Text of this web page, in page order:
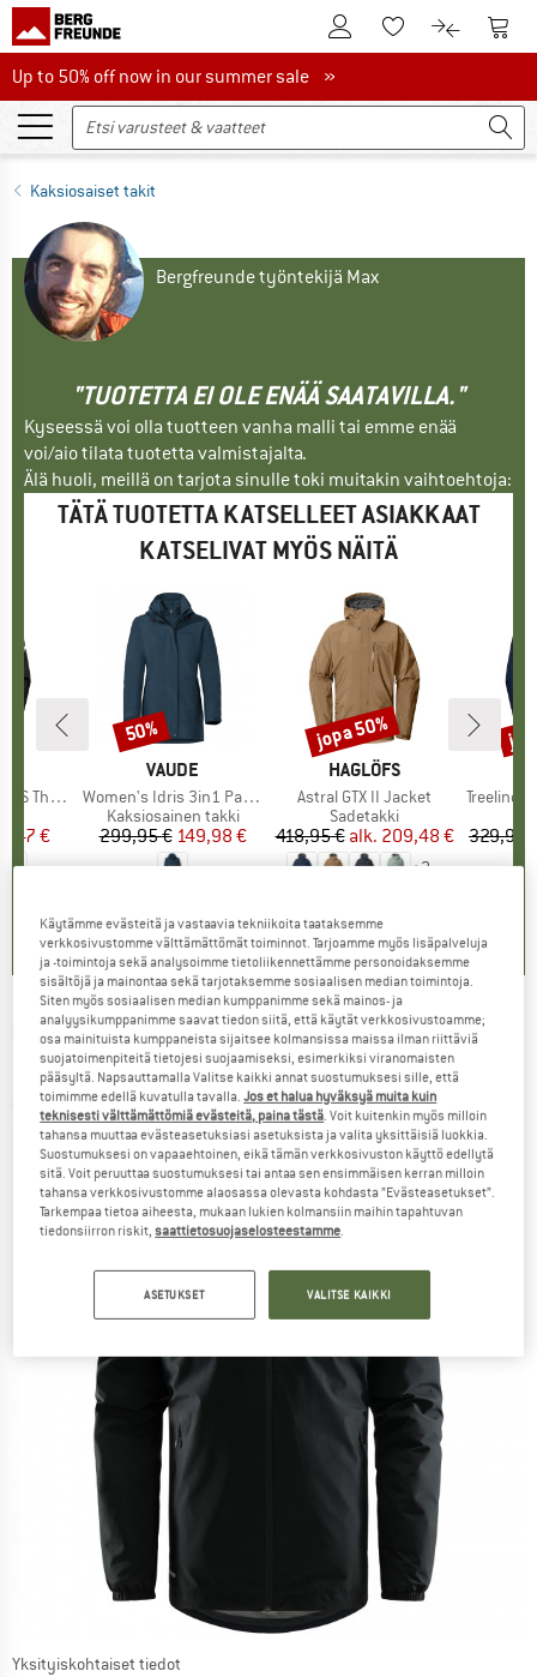
Tästä asiakastililleTästä toivelistalle.
Tästä
Up to 50% off now in our summer sale
Up to 50% off now in our summer sale »
Kaksiosaiset takit
Bergfreunde työntekijä Max
"TUOTETTA EI OLE ENÄÄ SAATAVILLA."
Kyseessä voi olla tuotteen vanha malli tai emme enää
voi/aio tilata tuotetta valmistajalta.
Älä huoli, meillä on tarjota sinulle toki muitakin vaihtoehtoja:
TÄTÄ TUOTETTA KATSELLEET ASIAKKAAT
KATSELIVAT MYÖS NÄITÄ
Jacket
hinta
€
MERKKI
VAUDE
Tuote
Women's Idris 3in1 Parka III
Tuoteryhmä
Kaksiosainen takki
Hinta
299,95 €Alennettu hinta
149,98 €
Alennus
50%
MERKKI
HAGLÖFS
Tuote
Astral GTX II Jacket
Tuoteryhmä
Sadetakki
Hinta
418,95 € Alennettu hinta
alk. 209,48 €
+ 2
Alennus
jopa 50%
Tuote
Treeline
329,95
HAGLÖFS -Eldstad 3-in-1 Mimic GTX Jacket -
Kaksiosainen takki
(0)
Yksityiskohtaiset tiedot
Käytämme evästeitä ja vastaavia tekniikoita taataksemme
verkkosivustomme välttämättömät toiminnot. Tarjoamme myös lisäpalveluja
ja -toimintoja sekä analysoimme tietoliikennettämme personoidaksemme
sisältöjä ja mainontaa sekä tarjotaksemme sosiaalisen median toimintoja.
Siten myös sosiaalisen median kumppanimme sekä mainos- ja
analyysikumppanimme saavat tiedon siitä, että käytät verkkosivustoamme;
osa mainituista kumppaneista sijaitsee kolmansissa maissa ilman riittäviä
suojatoimenpiteitä tietojesi suojaamiseksi, esimerkiksi viranomaisten
pääsyltä. Napsauttamalla Valitse kaikki annat suostumuksesi sille, että
toimimme edellä kuvatulla tavalla.Jos et halua hyväksyä muita kuin
teknisesti välttämättömiä evästeitä, paina tästä . Voit kuitenkin myös milloin
tahansa muuttaa evästeasetuksiasi asetuksista ja valita yksittäisiä luokkia.
Suostumuksesi on vapaaehtoinen, eikä tämän verkkosivuston käyttö edellytä
sitä. Voit peruuttaa suostumuksesi tai antaa sen ensimmäisen kerran milloin
tahansa verkkosivustomme alaosassa olevasta kohdasta ”Evästeasetukset”.
Tarkempaa tietoa aiheesta, mukaan lukien kolmansiin maihin tapahtuvan
tiedonsiirron riskit,saattietosuojaselosteestamme
ASETUKSET VALITSE KAIKKI